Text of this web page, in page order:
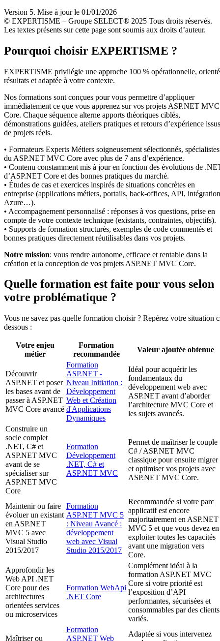
Version 5. Mise à jour le 01/01/2026
© EXPERTISME – Groupe SELECT® 2025 Tous droits réservés.
Les textes présents sur cette page sont soumis aux droits d’auteur.
Pourquoi choisir EXPERTISME ?
EXPERTISME privilégie une approche 100 % opérationnelle,
résultats et adaptée à votre contexte.
Nos formations sont conçues pour vous permettre d’appliquer
immédiatement ce que vous apprenez sur vos projets ASP.NET MVC
Core. Chaque séquence alterne apports théoriques ciblés,
démonstrations guidées, ateliers pratiques et retours d’expérience issus
de projets réels.
• Formateurs Experts Métiers soigneusement sélectionnés, spécialistes
du ASP.NET MVC Core avec plus de 7 ans d’expérience.
• Contenu constamment mis à jour en fonction des évolutions de
d’ASP.NET Core et des bonnes pratiques du marché.
• Études de cas et exercices inspirés de situations concrètes en
entreprise (applications métiers, portails, back-offices, API, intégration
Azure…).
• Accompagnement personnalisé : réponses à vos questions, prise en
compte de votre contexte technique (existants, contraintes, objectifs).
• Supports de formation structurés, exemples de code commentés et
bonnes pratiques directement réutilisables dans vos projets.
Notre mission: vous rendre autonome, efficace et rentable dans la
création et la conception de vos projets ASP.NET MVC Core.
Quelle formation est faite pour vous selon
votre problématique ?
Vous ne savez pas quelle formation choisir ? Repérez votre situation
dessous :
Votre enjeu
métier
Formation
recommandée
Valeur ajoutée obtenue
Découvrir
ASP.NET et poser
les bases avant de
passer à ASP.NET
MVC Core avancé
Formation
ASP.NET -
Niveau Initiation :
Développement
Web et Création
d'Applications
Dynamiques
Idéal pour acquérir les
fondamentaux du
développement web avec
ASP.NET avant d’aborder
l’architecture MVC Core et
les sujets avancés.
Construire un
socle complet
.NET, C# et
ASP.NET MVC
avant de se
spécialiser sur
ASP.NET MVC
Core
Formation
Développement
.NET, C# et
ASP.NET MVC
Permet de maîtriser le couple
C# / ASP.NET MVC
classique pour ensuite migrer
et optimiser vos projets avec
ASP.NET MVC Core.
Maintenir ou faire
évoluer un existant
en ASP.NET
MVC 5 avec
Visual Studio
2015/2017
Formation
ASP.NET MVC 5
: Niveau Avancé :
développement
web avec Visual
Studio 2015/2017
Recommandée si votre parc
applicatif est encore
majoritairement en ASP.NET
MVC 5 et que vous devez en
exploiter toutes les capacités
avant une migration vers
Core.
Approfondir les
Web API .NET
Core pour des
architectures
orientées services
ou microservices
Formation WebApi
.NET Core
Complément idéal à la
formation ASP.NET MVC
Core si votre priorité est
l’exposition d’API
performantes, sécurisées et
consommables par des clients
variés.
Maîtriser ou
Formation
ASP.NET Web
Adaptée si vous intervenez